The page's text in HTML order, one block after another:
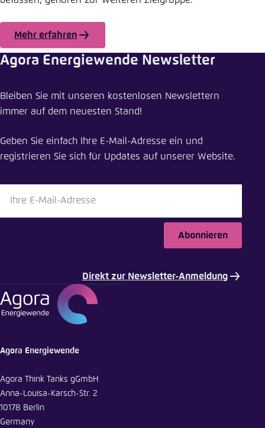
Mehr erfahren
Agora Energiewende Newsletter
Bleiben Sie mit unseren kostenlosen Newslettern
immer auf dem neuesten Stand!
Geben Sie einfach Ihre E-Mail-Adresse ein und
registrieren Sie sich für Updates auf unserer Website.
Abonnieren
Direkt zur Newsletter-Anmeldung
Agora Energiewende
Agora Think Tanks gGmbH
Anna-Louisa-Karsch-Str. 2
10178 Berlin
Germany